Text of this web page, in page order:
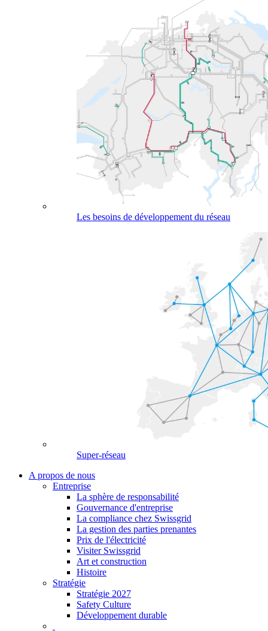
Les besoins de développement du réseau
Super-réseau
A propos de nous
Entreprise
La sphère de responsabilité
Gouvernance d'entreprise
La compliance chez Swissgrid
La gestion des parties prenantes
Prix de l'électricité
Visiter Swissgrid
Art et construction
Histoire
Stratégie
Stratégie 2027
Safety Culture
Développement durable